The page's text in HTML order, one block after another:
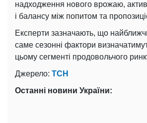
надходження нового врожаю,
і балансу між попитом та
Експерти зазначають, що
саме сезонні фактори
цьому сегменті продовольчого
Джерело: ТСН
Останні новини України: